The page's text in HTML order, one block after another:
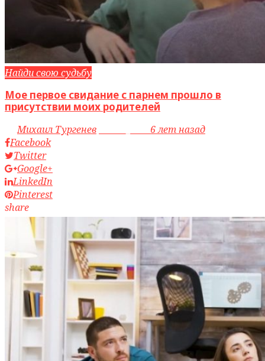
Найди свою судьбу
Мое первое свидание с парнем прошло в
присутствии моих родителей
byМихаил Тургенев
6 лет назад
Facebook
Twitter
Google+
LinkedIn
Pinterest
share